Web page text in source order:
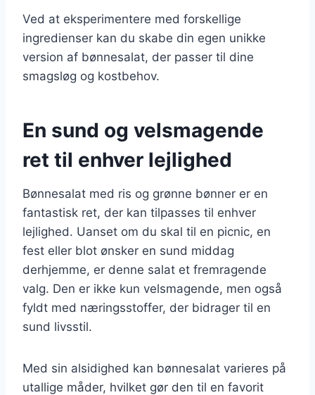
Ved at eksperimentere med forskellige
ingredienser kan du skabe din egen unikke
version af bønnesalat, der passer til dine
smagsløg og kostbehov.
En sund og velsmagende
ret til enhver lejlighed
Bønnesalat med ris og grønne bønner er en
fantastisk ret, der kan tilpasses til enhver
lejlighed. Uanset om du skal til en picnic, en
fest eller blot ønsker en sund middag
derhjemme, er denne salat et fremragende
valg. Den er ikke kun velsmagende, men også
fyldt med næringsstoffer, der bidrager til en
sund livsstil.
Med sin alsidighed kan bønnesalat varieres på
utallige måder, hvilket gør den til en favorit